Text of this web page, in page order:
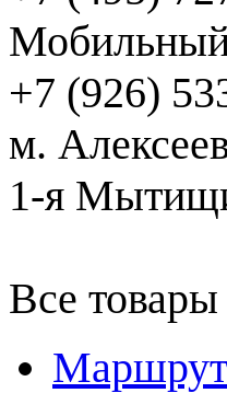
+7 (926)
м.
1-я
Все товары